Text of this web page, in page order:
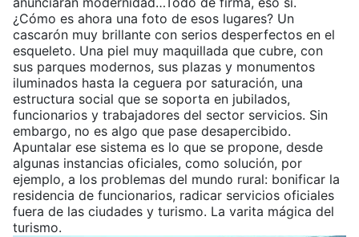
¿Cómo es ahora una foto de esos lugares? Un
cascarón muy brillante con serios desperfectos en el
esqueleto. Una piel muy maquillada que cubre, con
sus parques modernos, sus plazas y monumentos
iluminados hasta la ceguera por saturación, una
estructura social que se soporta en jubilados,
funcionarios y trabajadores del sector servicios. Sin
embargo, no es algo que pase desapercibido.
Apuntalar ese sistema es lo que se propone, desde
algunas instancias oficiales, como solución, por
ejemplo, a los problemas del mundo rural: bonificar la
residencia de funcionarios, radicar servicios oficiales
fuera de las ciudades y turismo. La varita mágica del
turismo.